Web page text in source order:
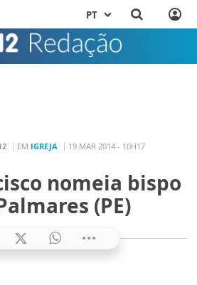
PT
EM IGREJA 19 MAR 2014 - 10H17
nomeia bispo
(PE)